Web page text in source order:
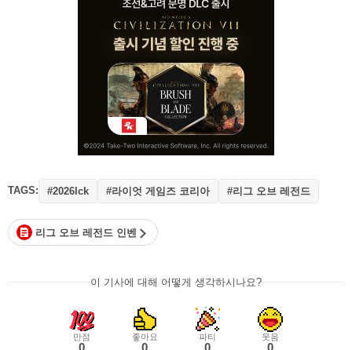
TAGS: #2026lck #라이엇 게임즈 코리아 #리그 오브 레전드
리그 오브 레전드 인벤
이 기사에 대해 어떻게 생각하시나요?
만점 좋아요 파티 웃음